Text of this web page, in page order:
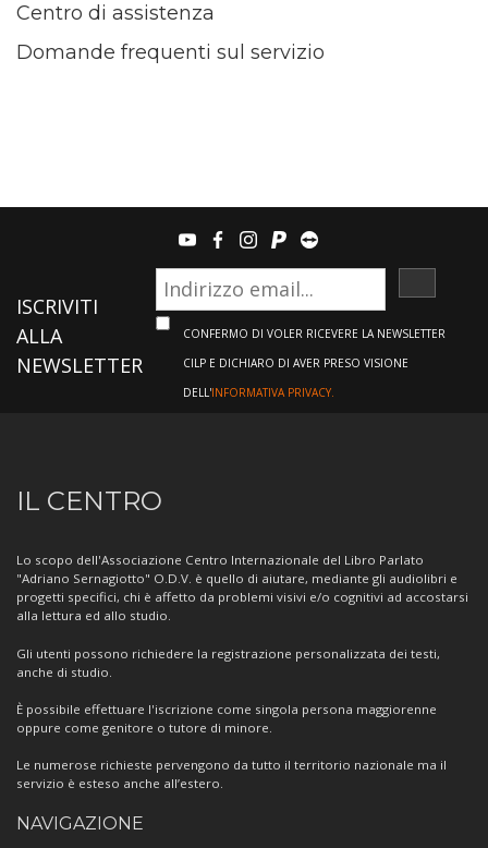
Centro di assistenza
Domande frequenti sul servizio
youtubefacebook
instagram
paypalteamviewer
ISCRIVITI
ALLA
NEWSLETTER
CONFERMO DI VOLER RICEVERE LA NEWSLETTER
CILP E DICHIARO DI AVER PRESO VISIONE
DELL'INFORMATIVA PRIVACY.
Informazioni
sul
Centro
IL CENTRO
Lo scopo dell'Associazione Centro Internazionale del Libro Parlato
"Adriano Sernagiotto" O.D.V. è quello di aiutare, mediante gli audiolibri e
progetti specifici, chi è affetto da problemi visivi e/o cognitivi ad accostarsi
alla lettura ed allo studio.
Gli utenti possono richiedere la registrazione personalizzata dei testi,
anche di studio.
È possibile effettuare l'iscrizione come singola persona maggiorenne
oppure come genitore o tutore di minore.
Le numerose richieste pervengono da tutto il territorio nazionale ma il
servizio è esteso anche all’estero.
NAVIGAZIONE